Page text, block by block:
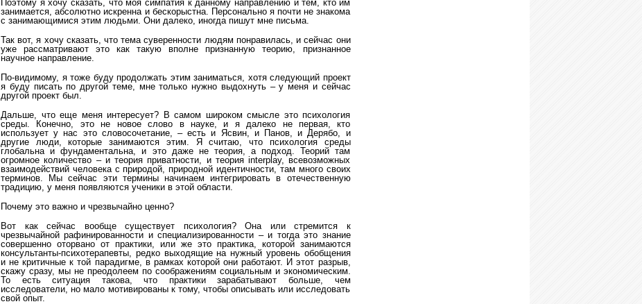
Поэтому я хочу сказать, что моя симпатия к данному направлению и тем, кто им
занимается, абсолютно искренна и бескорыстна. Персонально я почти не знакома
с занимающимися этим людьми. Они далеко, иногда пишут мне письма.
Так вот, я хочу сказать, что тема суверенности людям понравилась, и сейчас они
уже рассматривают это как такую вполне признанную теорию, признанное
научное направление.
По-видимому, я тоже буду продолжать этим заниматься, хотя следующий проект
я буду писать по другой теме, мне только нужно выдохнуть – у меня и сейчас
другой проект был.
Дальше, что еще меня интересует? В самом широком смысле это психология
среды. Конечно, это не новое слово в науке, и я далеко не первая, кто
использует у нас это словосочетание, – есть и Ясвин, и Панов, и Дерябо, и
другие люди, которые занимаются этим. Я считаю, что психология среды
глобальна и фундаментальна, и это даже не теория, а подход. Теорий там
огромное количество – и теория приватности, и теория interplay, всевозможных
взаимодействий человека с природой, природной идентичности, там много своих
терминов. Мы сейчас эти термины начинаем интегрировать в отечественную
традицию, у меня появляются ученики в этой области.
Почему это важно и чрезвычайно ценно?
Вот как сейчас вообще существует психология? Она или стремится к
чрезвычайной рафинированности и специализированности – и тогда это знание
совершенно оторвано от практики, или же это практика, которой занимаются
консультанты-психотерапевты, редко выходящие на нужный уровень обобщения
и не критичные к той парадигме, в рамках которой они работают. И этот разрыв,
скажу сразу, мы не преодолеем по соображениям социальным и экономическим.
То есть ситуация такова, что практики зарабатывают больше, чем
исследователи, но мало мотивированы к тому, чтобы описывать или исследовать
свой опыт.